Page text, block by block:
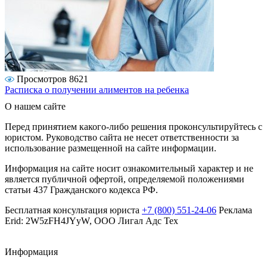
Просмотров 8621
Расписка о получении алиментов на ребенка
О нашем сайте
Перед принятием какого-либо решения проконсультируйтесь с
юристом. Руководство сайта не несет ответственности за
использование размещенной на сайте информации.
Информация на сайте носит ознакомительный характер и не
является публичной офертой, определяемой положениями
статьи 437 Гражданского кодекса РФ.
Бесплатная консультация юриста +7 (800) 551-24-06 Реклама
Erid: 2W5zFH4JYyW, ООО Лигал Адс Тех
Информация